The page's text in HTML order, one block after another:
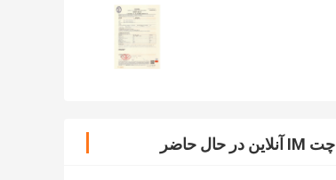
چت IM آنلاین در حال حاضر